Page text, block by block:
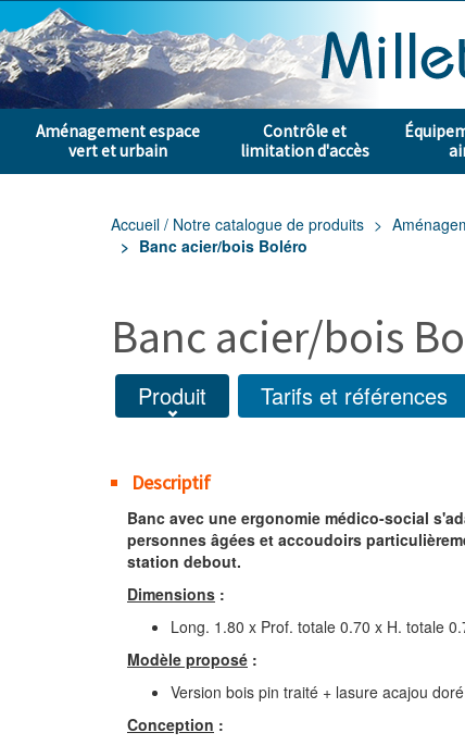
Aménagement espace
vert et urbain
Contrôle et
limitation d'accès
Accueil / Notre catalogue de produits
Banc acier/bois Boléro
Banc acier/bois
Produit Tarifs et références
Descriptif
Banc avec une ergonomie médico-social
personnes âgées et accoudoirs
station debout.
Dimensions :
Long. 1.80 x Prof. totale 0.70 x H. totale
Modèle proposé :
Version bois pin traité + lasure acajou doré
Conception :